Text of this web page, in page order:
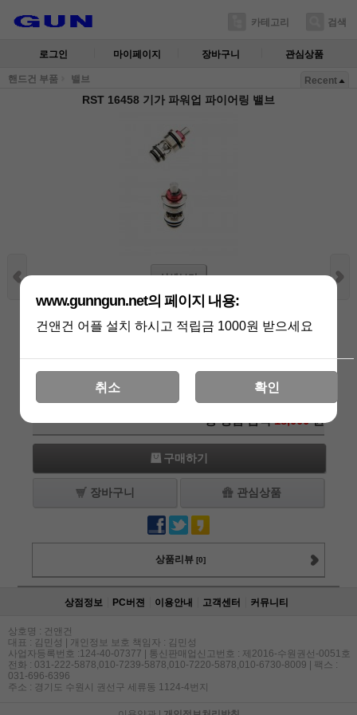
카테고리 검색
로그인 마이페이지 장바구니 관심상품
핸드건 부품 밸브 Recent
RST 16458 기가 파워업 파이어링 밸브
상세보기
상품가 : 18,000 원 적립금:360원
남은 수량 : 11 개
RST 16458 기가 파워업
파이어링 밸브
+1 -1 18,000원
총 상품 금액 18,000 원
구매하기
장바구니 관심상품
상품리뷰 [0]
상점정보 PC버젼 이용안내 고객센터 커뮤니티
상호명 : 건앤건
대표 : 김민성 | 개인정보 보호 책임자 : 김민성
사업자등록번호 :124-40-07377 | 통신판매업신고번호 : 제2016-수원권선-0051호
전화 : 031-222-5878,010-7239-5878,010-7220-5878,010-6730-8009 | 팩스 :
031-696-6396
주소 : 경기도 수원시 권선구 세류동 1124-4번지
www.gunngun.net의 페이지 내용:
건앤건 어플 설치 하시고 적립금 1000원 받으세요
취소 확인